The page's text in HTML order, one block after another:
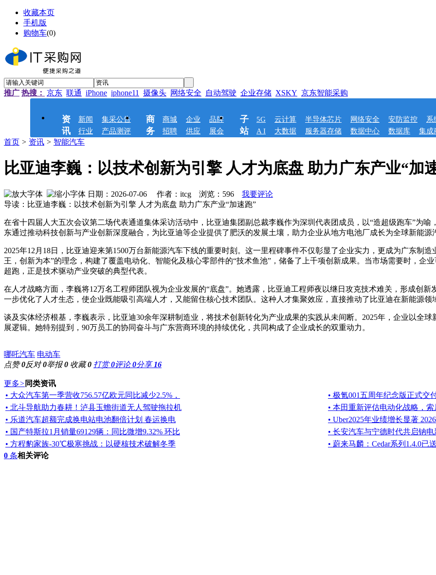
收藏本页
手机版
购物车(0)
推广 热搜： 京东 联通 iPhone iphone11 摄像头 网络安全 自动驾驶 企业存储 XSKY 京东智能采购
资
讯
新闻
集采公告
行业
产品测评
商
务
商城 企业
品牌
招聘
供应 展会
子
站
5G 云计算 半导体芯片 网络安全 安防监控
系
A I
大数据 服务器存储 数据中心 数据库 集成
首页 > 资讯 > 智能汽车
比亚迪李巍：以技术创新为引擎 人才为底盘 助力广东产业“加
日期：2026-07-06 作者：itcg 浏览： 596
我要评论
导读：比亚迪李巍：以技术创新为引擎 人才为底盘 助力广东产业“加速跑”
在省十四届人大五次会议第二场代表通道集体采访活动中，比亚迪集团副总裁李巍作为深圳代表团成员，以“造超级跑车”为
东通过推动科技创新与产业创新深度融合，为比亚迪等企业提供了肥沃的发展土壤，助力企业从地方电池厂成长为全球新能源
2025年12月18日，比亚迪迎来第1500万台新能源汽车下线的重要时刻。这一里程碑事件不仅彰显了企业实力，更成为广东制
王，创新为本”的理念，构建了覆盖电动化、智能化及核心零部件的“技术鱼池”，储备了上千项创新成果。当市场需要时，企
超跑，正是技术驱动产业突破的典型代表。
在人才战略方面，李巍将12万名工程师团队视为企业发展的“底盘”。她透露，比亚迪工程师夜以继日攻克技术难关，形成创
一步优化了人才生态，使企业既能吸引高端人才，又能留住核心技术团队。这种人才集聚效应，直接推动了比亚迪在新能源领
谈及实体经济根基，李巍表示，比亚迪30余年深耕制造业，将技术创新转化为产业成果的实践从未间断。2025年，企业以全
展逻辑。她特别提到，90万员工的协同奋斗与广东营商环境的持续优化，共同构成了企业成长的双重动力。
哪吒汽车 电动车
点赞0反对0举报0 收藏0 打赏0评论0分享 16
更多> 同类资讯
• 大众汽车第一季营收756.57亿欧元同比减少2.5%，
• 极氪001五周年纪念版正式交
• 北斗导航助力春耕！泸县玉蟾街道无人驾驶拖拉机
• 本田重新评估电动化战略，
• 乐道汽车超额完成换电站电池翻倍计划 春运换电
• Uber2025年业绩增长显著
• 国产特斯拉1月销量69129辆：同比微增9.32% 环比
• 长安汽车与宁德时代共启钠
• 方程豹家族-30℃极寒挑战：以硬核技术破解冬季
• 蔚来马麟：Cedar系列1.4.0已
0 条相关评论